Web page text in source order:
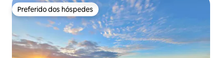
Preferido dos hóspedes
Preferido dos hóspedes